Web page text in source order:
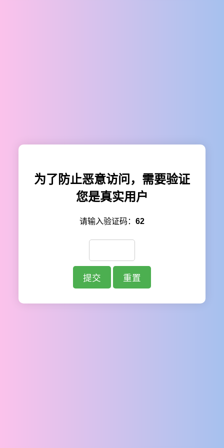
为了防止恶意访问，需要验证
您是真实用户
请输入验证码： 62
提交 重置